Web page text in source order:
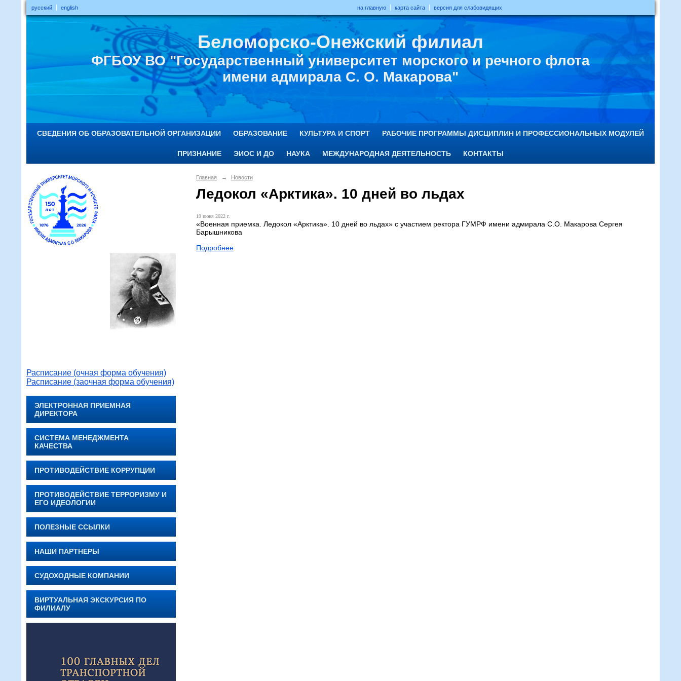
русский english на главную карта сайта версия для слабовидящих
Беломорско-Онежский филиал
ФГБОУ ВО "Государственный университет морского и речного флота
имени адмирала С. О. Макарова"
СВЕДЕНИЯ ОБ ОБРАЗОВАТЕЛЬНОЙ ОРГАНИЗАЦИИ ОБРАЗОВАНИЕ КУЛЬТУРА И СПОРТ РАБОЧИЕ ПРОГРАММЫ ДИСЦИПЛИН И ПРОФЕССИОНАЛЬНЫХ МОДУЛЕЙ
ПРИЗНАНИЕ ЭИОС И ДО НАУКА МЕЖДУНАРОДНАЯ ДЕЯТЕЛЬНОСТЬ КОНТАКТЫ
Расписание (очная форма обучения)
Расписание (заочная форма обучения)
ЭЛЕКТРОННАЯ ПРИЕМНАЯ
ДИРЕКТОРА
СИСТЕМА МЕНЕДЖМЕНТА
КАЧЕСТВА
ПРОТИВОДЕЙСТВИЕ КОРРУПЦИИ
ПРОТИВОДЕЙСТВИЕ ТЕРРОРИЗМУ И
ЕГО ИДЕОЛОГИИ
ПОЛЕЗНЫЕ ССЫЛКИ
НАШИ ПАРТНЕРЫ
СУДОХОДНЫЕ КОМПАНИИ
ВИРТУАЛЬНАЯ ЭКСКУРСИЯ ПО
ФИЛИАЛУ
Главная → Новости
Ледокол «Арктика». 10 дней во льдах
19 июня 2022 г.
«Военная приемка. Ледокол «Арктика». 10 дней во льдах» с участием ректора ГУМРФ имени адмирала С.О. Макарова Сергея
Барышникова
Подробнее